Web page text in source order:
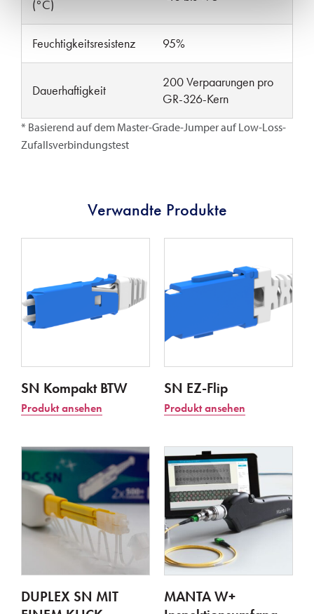
(°C)
Feuchtigkeitsresistenz 95%
Dauerhaftigkeit
200 Verpaarungen pro
GR-326-Kern
* Basierend auf dem Master-Grade-Jumper auf Low-Loss-
Zufallsverbindungstest
Verwandte Produkte
SN Kompakt BTW
Produkt ansehen
SN EZ-Flip
Produkt ansehen
DUPLEX SN MIT
MANTA W+